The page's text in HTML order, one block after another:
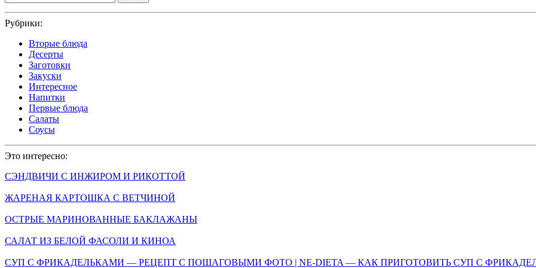
Рубрики:
Вторые блюда
Десерты
Заготовки
Закуски
Интересное
Напитки
Первые блюда
Салаты
Соусы
Это интересно:
СЭНДВИЧИ С ИНЖИРОМ И РИКОТТОЙ
ЖАРЕНАЯ КАРТОШКА С ВЕТЧИНОЙ
ОСТРЫЕ МАРИНОВАННЫЕ БАКЛАЖАНЫ
САЛАТ ИЗ БЕЛОЙ ФАСОЛИ И КИНОА
СУП С ФРИКАДЕЛЬКАМИ — РЕЦЕПТ С ПОШАГОВЫМИ ФОТО | NE-DIETA — КАК ПРИГОТОВИТЬ СУП С